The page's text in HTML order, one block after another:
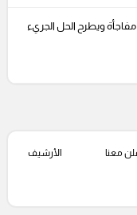
ويطرح الحل الجريء
معنا الأرشيف